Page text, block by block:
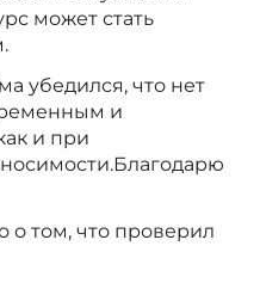
может стать
убедился, что нет
и
и при
о том, что проверил